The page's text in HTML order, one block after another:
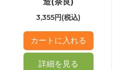
3,355円(税込)
詳細を見る